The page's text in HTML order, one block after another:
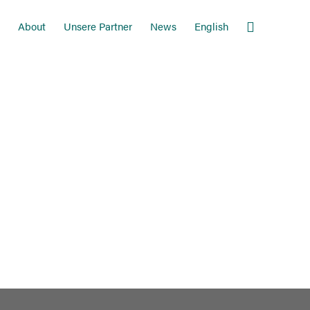
About Unsere Partner News English